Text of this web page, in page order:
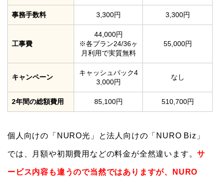
事務手数料 3,300円 3,300円
工事費
44,000円
※各プラン24/36ヶ
月利用で実質無料
55,000円
キャンペーン
キャッシュバック4
3,000円
なし
2年間の総額費用 85,100円 510,700円
個人向けの「NURO光」と法人向けの「NURO Biz」
では、月額や初期費用などの料金が全然違います。サ
ービス内容も違うので当然ではありますが、NURO